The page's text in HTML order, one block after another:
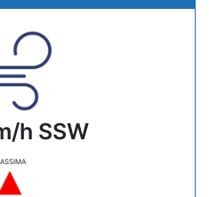
h SSW